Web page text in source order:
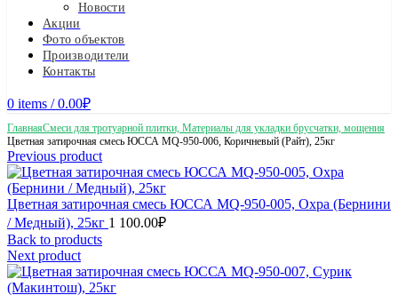
Новости
Акции
Фото объектов
Производители
Контакты
0 items / 0.00₽
ГлавнаяСмеси для тротуарной плитки, Материалы для укладки брусчатки, мощения
Цветная затирочная смесь ЮССА MQ-950-006, Коричневый (Райт), 25кг
Previous product
Цветная затирочная смесь ЮССА MQ-950-005, Охра (Бернини
/ Медный), 25кг 1 100.00₽
Back to products
Next product